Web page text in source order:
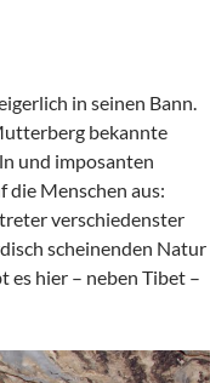
in seinen Bann.
bekannte
und imposanten
die Menschen aus:
verschiedenster
scheinenden Natur
es hier – neben Tibet –